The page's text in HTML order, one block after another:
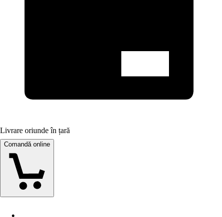
Livrare oriunde în țară
Comandă online